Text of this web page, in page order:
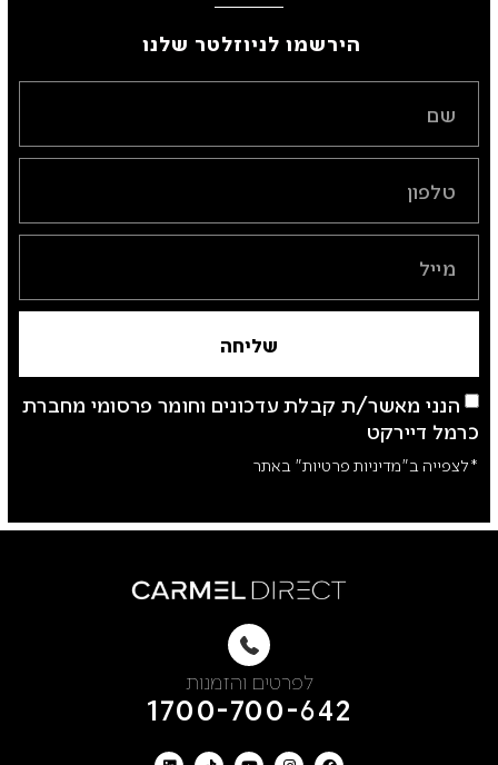
הירשמו לניוזלטר שלנו ​
הנני מאשר/ת קבלת עדכונים וחומר פרסומי מחברת
כרמל דיירקט
*לצפייה ב"מדיניות פרטיות" באתר
שליחה
לפרטים והזמנות
1700-700-642